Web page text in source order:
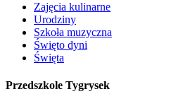
Zajęcia kulinarne
Urodziny
Szkoła muzyczna
Święto dyni
Święta
Przedszkole Tygrysek